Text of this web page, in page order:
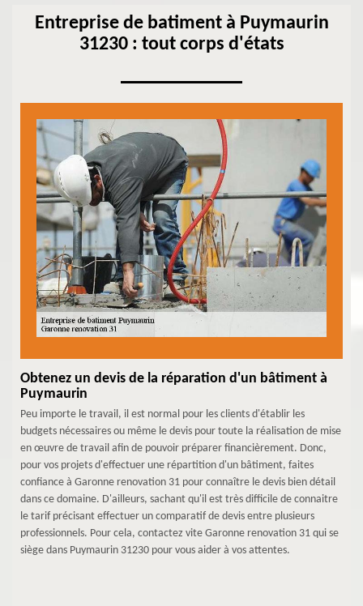
Entreprise de batiment à Puymaurin
31230 : tout corps d'états
Obtenez un devis de la réparation d'un bâtiment à
Puymaurin
Peu importe le travail, il est normal pour les clients d'établir les
budgets nécessaires ou même le devis pour toute la réalisation de mise
en œuvre de travail afin de pouvoir préparer financièrement. Donc,
pour vos projets d'effectuer une répartition d'un bâtiment, faites
confiance à Garonne renovation 31 pour connaître le devis bien détail
dans ce domaine. D'ailleurs, sachant qu'il est très difficile de connaitre
le tarif précisant effectuer un comparatif de devis entre plusieurs
professionnels. Pour cela, contactez vite Garonne renovation 31 qui se
siège dans Puymaurin 31230 pour vous aider à vos attentes.